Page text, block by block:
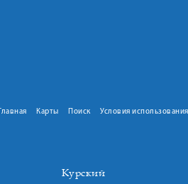
Главная Карты Поиск Условия
Курский